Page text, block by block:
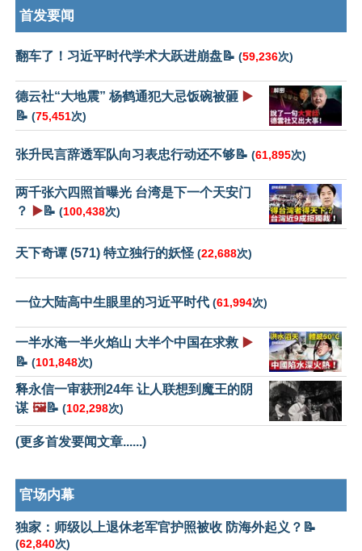
首发要闻
翻车了！习近平时代学术大跃进崩盘📝 (59,236次)
德云社“大地震” 杨鹤通犯大忌饭碗被砸 ▶️
📝 (75,451次)
张升民言辞透军队向习表忠行动还不够📝 (61,895次)
两千张六四照首曝光 台湾是下一个天安门
？
▶️📝 (100,438次)
天下奇谭 (571) 特立独行的妖怪 (22,688次)
一位大陆高中生眼里的习近平时代 (61,994次)
一半水淹一半火焰山 大半个中国在求救 ▶️
📝 (101,848次)
释永信一审获刑24年 让人联想到魔王的阴
谋 🖼️📝 (102,298次)
(更多首发要闻文章......)
官场内幕
独家：师级以上退休老军官护照被收 防海外起义？📝
(62,840次)